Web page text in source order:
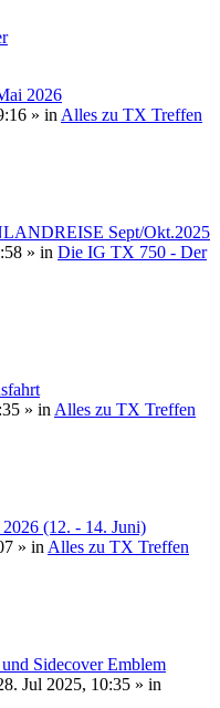
2026
» in Alles zu TX Treffen
Sept/Okt.2025
» in Die IG TX 750 - Der
» in Alles zu TX Treffen
(12. - 14. Juni)
» in Alles zu TX Treffen
Sidecover Emblem
Jul 2025, 10:35 » in